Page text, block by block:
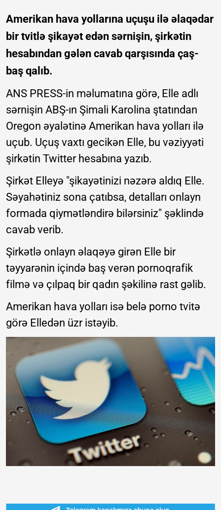
Amerikan hava yollarına uçuşu ilə əlaqədar
bir tvitlə şikayət edən sərnişin, şirkətin
hesabından gələn cavab qarşısında çaş-
baş qalıb.
ANS PRESS-in məlumatına görə, Elle adlı
sərnişin ABŞ-ın Şimali Karolina ştatından
Oregon əyalətinə Amerikan hava yolları ilə
uçub. Uçuş vaxtı gecikən Elle, bu vəziyyəti
şirkətin Twitter hesabına yazıb.
Şirkət Elleyə "şikayətinizi nəzərə aldıq Elle.
Səyahətiniz sona çatıbsa, detalları onlayn
formada qiymətləndirə bilərsiniz" şəklində
cavab verib.
Şirkətlə onlayn əlaqəyə girən Elle bir
təyyarənin içində baş verən pornoqrafik
filmə və çılpaq bir qadın şəkilinə rast gəlib.
Amerikan hava yolları isə belə porno tvitə
görə Elledən üzr istəyib.